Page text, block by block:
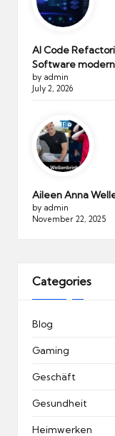
AI Code
Software
by admin
July 2, 2026
Aileen Anna
by admin
November 22, 2025
Categories
Blog
Gaming
Geschäft
Gesundheit
Heimwerken